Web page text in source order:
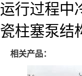
运行过程中
瓷柱塞泵结
相关产品：